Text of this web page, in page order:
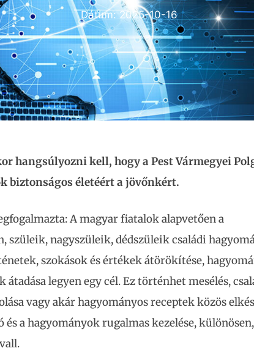
Dátum:2025-10-16
hangsúlyozni kell, hogy a Pest Vármegyei
biztonságos életéért a jövőnkért.
A magyar fiatalok alapvetően a
szüleik, nagyszüleik, dédszüleik családi
szokások és értékek átörökítése,
legyen egy cél. Ez történhet mesélés,
vagy akár hagyományos receptek közös
a hagyományok rugalmas kezelése,